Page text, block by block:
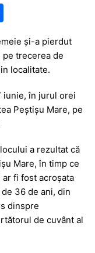
ar
ta
je
a
z
și-a pierdut
pe trecerea de
localitate.
iunie, în jurul orei
Peștișu Mare, pe
a rezultat că
Mare, în timp ce
fi fost acroșata
36 de ani, din
dinspre
de cuvânt al